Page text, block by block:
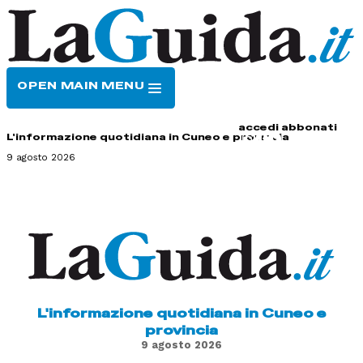
OPEN MAIN MENU
accedi abbonati
L'informazione quotidiana in Cuneo e provincia
9 agosto 2026
L'informazione quotidiana in Cuneo e
provincia
9 agosto 2026